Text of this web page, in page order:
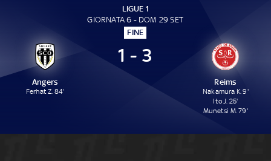
LIGUE 1
GIORNATA 6 - DOM 29 SET
FINE
Angers
Ferhat Z. 84'
1 - 3
Reims
Nakamura K. 9'
Ito J. 25'
Munetsi M. 79'